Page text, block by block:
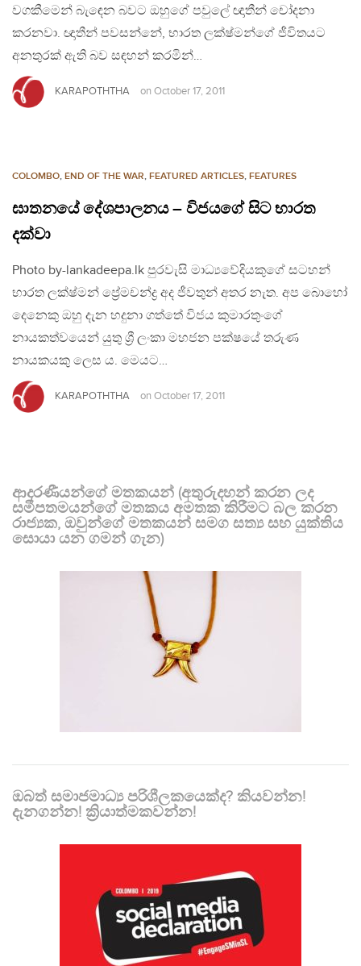
වගකීමෙන් බැඳෙන බවට ඔහුගේ පවුලේ ඥාතීන් චෝදනා
කරනවා. ඥාතීන් පවසන්නේ, භාරත ලක්ෂ්මන්ගේ ජීවිතයට
අනතුරක් ඇති බව සඳහන් කරමින්…
KARAPOTHTHA on October 17, 2011
COLOMBO, END OF THE WAR, FEATURED ARTICLES, FEATURES
ඝාතනයේ දේශපාලනය – විජයගේ සිට භාරත
දක්වා
Photo by-lankadeepa.lk පුරවැසි මාධ්‍යවේදියකුගේ සටහන්
භාරත ලක්ෂ්මන් ප්‍රේමචන්ද්‍ර අද ජීවතුන් අතර නැත. අප බොහෝ
දෙනෙකු ඔහු දැන හදුනා ගත්තේ විජය කුමාරතුංගේ
නායකත්වයෙන් යුතු ශ්‍රී ලංකා මහජන පක්ෂයේ තරුණ
නායකයකු ලෙස ය. මෙයට…
KARAPOTHTHA on October 17, 2011
ආදරණීයන්ගේ මතකයන් (අතුරුදහන් කරන ලද
සමීපතමයන්ගේ මතකය අමතක කිරීමට බල කරන
රාජ්‍යක, ඔවුන්ගේ මතකයන් සමග සත්‍ය සහ යුක්තිය
සොයා යන ගමන් ගැන)
ඔබත් සමාජමාධ්‍ය පරිශීලකයෙක්ද? කියවන්න!
දැනගන්න! ක්‍රියාත්මකවන්න!